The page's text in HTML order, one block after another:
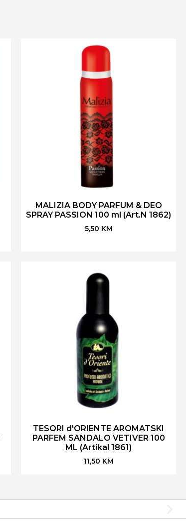
MALIZIA BODY PARFUM & DEO
SPRAY PASSION 100 ml (Art.N 1862)
5,50 KM
TESORI d'ORIENTE AROMATSKI
PARFEM SANDALO VETIVER 100
ML (Artikal 1861)
11,50 KM